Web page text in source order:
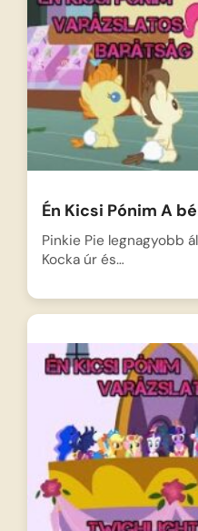
Én Kicsi Pónim A
Pinkie Pie legnagyobb
Kocka úr és…